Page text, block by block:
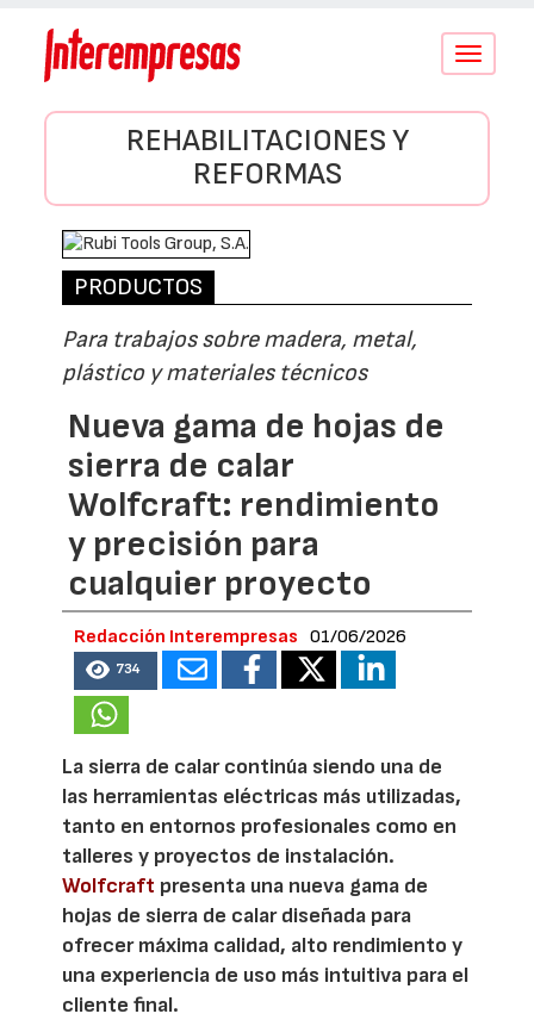
Conmutar
REHABILITACIONES Y
REFORMAS
PRODUCTOS
Para trabajos sobre madera, metal,
plástico y materiales técnicos
Nueva gama de hojas de
sierra de calar
Wolfcraft: rendimiento
y precisión para
cualquier proyecto
Redacción Interempresas 01/06/2026
734
La sierra de calar continúa siendo una de
las herramientas eléctricas más utilizadas,
tanto en entornos profesionales como en
talleres y proyectos de instalación.
Wolfcraft presenta una nueva gama de
hojas de sierra de calar diseñada para
ofrecer máxima calidad, alto rendimiento y
una experiencia de uso más intuitiva para el
cliente final.